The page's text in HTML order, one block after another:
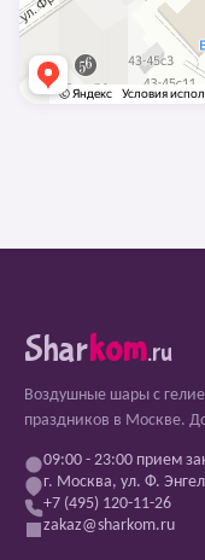
Sharkom.ru
Воздушные шары с
праздников в Москве.
09:00 - 23:00 прием
г. Москва, ул. Ф.
+7 (495) 120-11-26
zakaz@sharkom.ru